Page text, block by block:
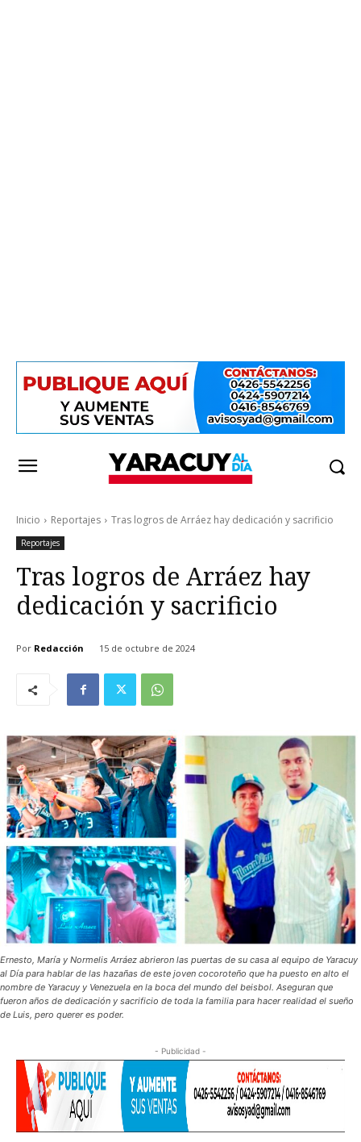
Inicio Reportajes Tras logros de Arráez hay dedicación y sacrificio
Reportajes
Tras logros de Arráez hay
dedicación y sacrificio
Por Redacción 15 de octubre de 2024
Ernesto, María y Normelis Arráez abrieron las puertas de su casa al equipo de Yaracuy
al Día para hablar de las hazañas de este joven cocoroteño que ha puesto en alto el
nombre de Yaracuy y Venezuela en la boca del mundo del beisbol. Aseguran que
fueron años de dedicación y sacrificio de toda la familia para hacer realidad el sueño
de Luis, pero querer es poder.
- Publicidad -